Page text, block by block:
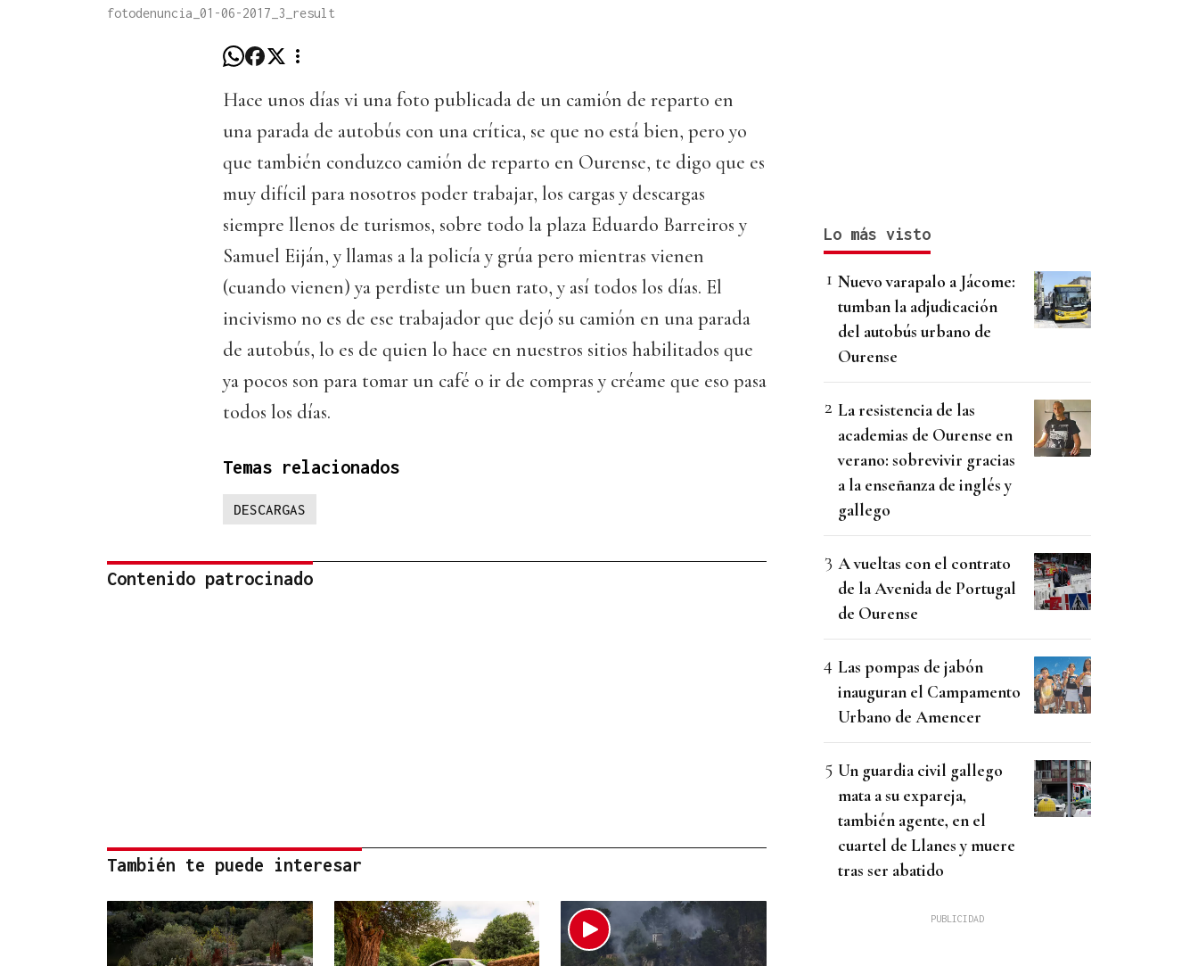
fotodenuncia_01-06-2017_3_result
Hace unos días vi una foto publicada de un camión de reparto en
una parada de autobús con una crítica, se que no está bien, pero yo
que también conduzco camión de reparto en Ourense, te digo que es
muy difícil para nosotros poder trabajar, los cargas y descargas
siempre llenos de turismos, sobre todo la plaza Eduardo Barreiros y
Samuel Eiján, y llamas a la policía y grúa pero mientras vienen
(cuando vienen) ya perdiste un buen rato, y así todos los días. El
incivismo no es de ese trabajador que dejó su camión en una parada
de autobús, lo es de quien lo hace en nuestros sitios habilitados que
ya pocos son para tomar un café o ir de compras y créame que eso pasa
todos los días.
Temas relacionados
DESCARGAS
Contenido patrocinado
También te puede interesar
Lo más visto
Nuevo varapalo a Jácome:
tumban la adjudicación
del autobús urbano de
Ourense
La resistencia de las
academias de Ourense en
verano: sobrevivir gracias
a la enseñanza de inglés y
gallego
A vueltas con el contrato
de la Avenida de Portugal
de Ourense
Las pompas de jabón
inauguran el Campamento
Urbano de Amencer
Un guardia civil gallego
mata a su expareja,
también agente, en el
cuartel de Llanes y muere
tras ser abatido